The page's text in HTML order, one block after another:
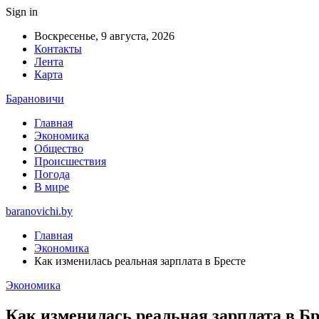
Sign in
Воскресенье, 9 августа, 2026
Контакты
Лента
Карта
Барановичи
Главная
Экономика
Общество
Происшествия
Погода
В мире
baranovichi.by
Главная
Экономика
Как изменилась реальная зарплата в Бресте
Экономика